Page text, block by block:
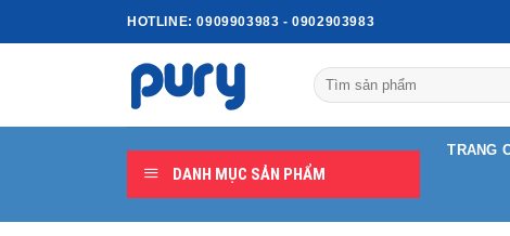
to
HOTLINE:0909903983 -0902903983
Tìm
kiếm:
DANH MỤC SẢN PHẨM
TRANG